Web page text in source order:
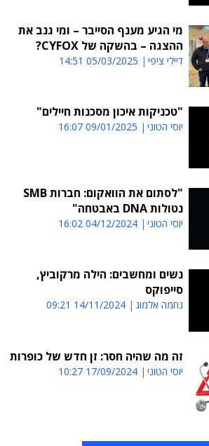
מי הגיע מענף הסייבר – ומי גנב את
ההצגה – בהשקה של CYFOX?
דיילי ציפי 05/03/2025 14:51
"טכניקות איכון מסכנות חיילים"
יוסי הטוני 09/01/2025 16:07
"לסתום את הוואקום: חברות SMB
נטולות DNA באבטחה"
יוסי הטוני 04/12/2024 16:02
נשים ומחשבים: הילה מרקוביץ,
סייפוקס
נחמה אלמוג 14/11/2024 09:21
זה מה שהיה חסר: זן חדש של כופרות
יוסי הטוני 17/09/2024 10:27